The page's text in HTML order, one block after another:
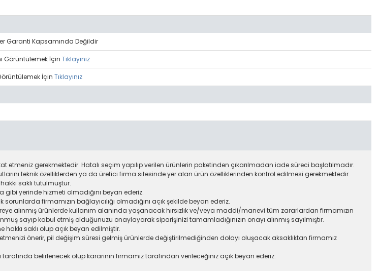
Garanti Kapsamında Değildir
Görüntülemek İçin Tıklayınız
İçin Tıklayınız
gerekmektedir. Hatalı seçim yapılıp verilen ürünlerin paketinden çıkarılmadan iade süreci başlatılmadır.
teknik özelliklerden ya da üretici firma sitesinde yer alan ürün özelliklerinden kontrol edilmesi gerekmektedir.
saklı tutulmuştur.
gibi yerinde hizmeti olmadığını beyan ederiz.
firmamızın bağlayıcılığı olmadığını açık şekilde beyan ederiz.
alınmış ürünlerde kullanım alanında yaşanacak hırsızlık ve/veya maddi/manevi tüm zararlardan firmamızın
sayıp kabul etmiş olduğunuzu onaylayarak siparişinizi tamamladığınızın onayı alınmış sayılmıştır.
saklı olup açık beyan edilmiştir.
önerir, pil değişim süresi gelmiş ürünlerde değiştirilmediğinden dolayı oluşacak aksaklıktan firmamız
belirlenecek olup kararının firmamız tarafından verileceğiniz açık beyan ederiz.